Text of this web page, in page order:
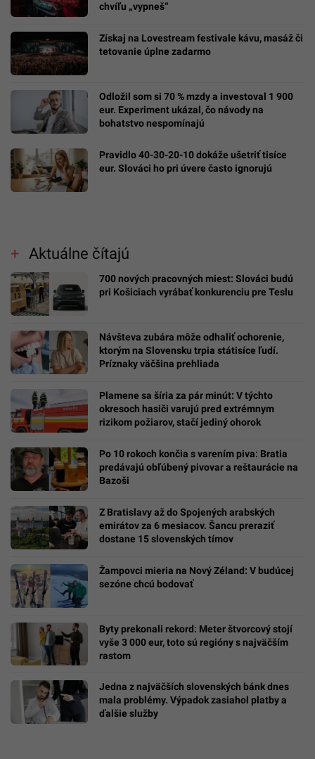
chvíľu „vypneš“
Získaj na Lovestream festivale kávu, masáž či
tetovanie úplne zadarmo
Odložil som si 70 % mzdy a investoval 1 900
eur. Experiment ukázal, čo návody na
bohatstvo nespomínajú
Pravidlo 40-30-20-10 dokáže ušetriť tisíce
eur. Slováci ho pri úvere často ignorujú
Aktuálne čítajú
700 nových pracovných miest: Slováci budú
pri Košiciach vyrábať konkurenciu pre Teslu
Návšteva zubára môže odhaliť ochorenie,
ktorým na Slovensku trpia státisíce ľudí.
Príznaky väčšina prehliada
Plamene sa šíria za pár minút: V týchto
okresoch hasiči varujú pred extrémnym
rizikom požiarov, stačí jediný ohorok
Po 10 rokoch končia s varením piva: Bratia
predávajú obľúbený pivovar a reštaurácie na
Bazoši
Z Bratislavy až do Spojených arabských
emirátov za 6 mesiacov. Šancu preraziť
dostane 15 slovenských tímov
Žampovci mieria na Nový Zéland: V budúcej
sezóne chcú bodovať
Byty prekonali rekord: Meter štvorcový stojí
vyše 3 000 eur, toto sú regióny s najväčším
rastom
Jedna z najväčších slovenských bánk dnes
mala problémy. Výpadok zasiahol platby a
ďalšie služby